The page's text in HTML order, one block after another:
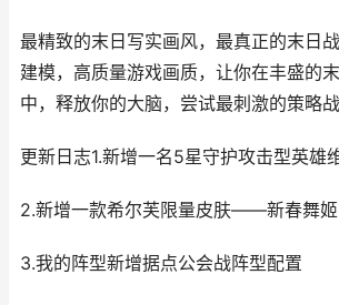
最精致的末日写实画风，最真正的末日
建模，高质量游戏画质，让你在丰盛的
中，释放你的大脑，尝试最刺激的策略战
更新日志1.新增一名5星守护攻击型英雄
2.新增一款希尔芙限量皮肤——新春舞姬
3.我的阵型新增据点公会战阵型配置